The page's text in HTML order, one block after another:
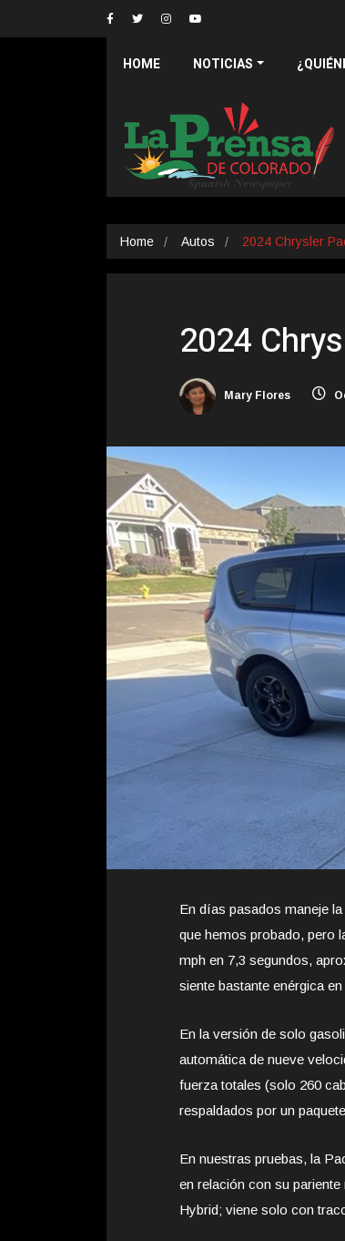
HOME NOTICIAS
Home Autos 2024 Chrysler
2024
Mary Flores
En días pasados maneje
que hemos probado, pero
mph en 7,3 segundos,
siente bastante enérgica
En la versión de solo
automática de nueve
fuerza totales (solo 260
respaldados por un
En nuestras pruebas, la
en relación con su
Hybrid; viene solo con